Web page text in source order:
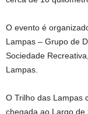
O evento é
Lampas – Grupo de
Sociedade
Lampas.
O Trilho das Lampas
chegada ao Largo